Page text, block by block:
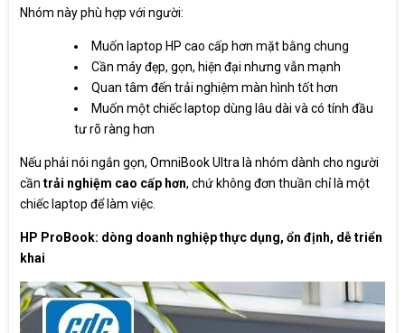
Nhóm này phù hợp với người:
Muốn laptop HP cao cấp hơn mặt bằng chung
Cần máy đẹp, gọn, hiện đại nhưng vẫn mạnh
Quan tâm đến trải nghiệm màn hình tốt hơn
Muốn một chiếc laptop dùng lâu dài và có tính đầu
tư rõ ràng hơn
Nếu phải nói ngắn gọn, OmniBook Ultra là nhóm dành cho người
cần trải nghiệm cao cấp hơn, chứ không đơn thuần chỉ là một
chiếc laptop để làm việc.
HP ProBook: dòng doanh nghiệp thực dụng, ổn định, dễ triển
khai